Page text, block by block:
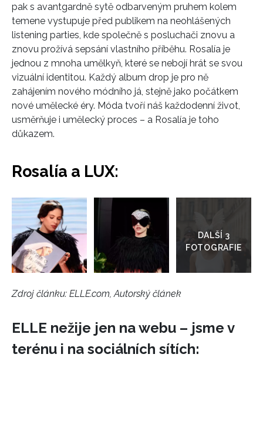
pak s avantgardně sytě odbarveným pruhem kolem
temene vystupuje před publikem na neohlášených
listening parties, kde společně s posluchači znovu a
znovu prožívá sepsání vlastního příběhu. Rosalía je
jednou z mnoha umělkyň, které se nebojí hrát se svou
vizuální identitou. Každý album drop je pro ně
zahájením nového módního já, stejně jako počátkem
nové umělecké éry. Móda tvoří náš každodenní život,
usměrňuje i umělecký proces – a Rosalía je toho
důkazem.
Rosalía a LUX:
galerie
Zdroj článku: ELLE.com, Autorský článek
ELLE nežije jen na webu – jsme v
terénu i na sociálních sítích: